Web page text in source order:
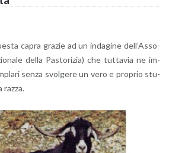
capra gra­zie ad un in­da­gi­ne del­l’As­so­
della Pa­sto­ri­zia) che tut­ta­via ne im­
senza svol­ge­re un vero e pro­prio stu­
razza.